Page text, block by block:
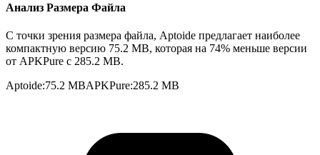
Анализ Размера Файла
С точки зрения размера файла, Aptoide предлагает наиболее
компактную версию 75.2 MB, которая на 74% меньше версии
от APKPure с 285.2 MB.
Aptoide:75.2 MBAPKPure:285.2 MB